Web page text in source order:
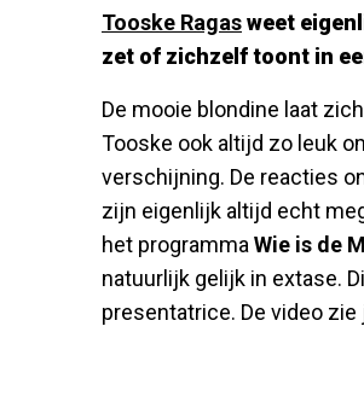
Tooske Ragasweet
zet of zichzelf toont in
De mooie blondine laat
Tooske ook altijd zo leuk
verschijning. De reacties
zijn eigenlijk altijd echt
het programma Wie is de
natuurlijk gelijk in extase.
presentatrice. De video zie